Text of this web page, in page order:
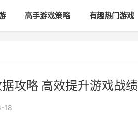
高手游戏策略 有趣热门游戏
攻略 高效提升游戏战
18